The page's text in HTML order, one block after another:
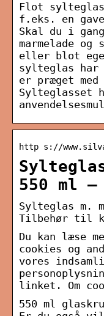
Flot
f.eks. en
Skal du i
marmelade
eller blot
sylteglas har
er præget
Sylteglasset
http s://
550 ml
Sylteglas m.
Tilbehør til
Du kan læse
cookies og
vores
linket. Om
550 ml